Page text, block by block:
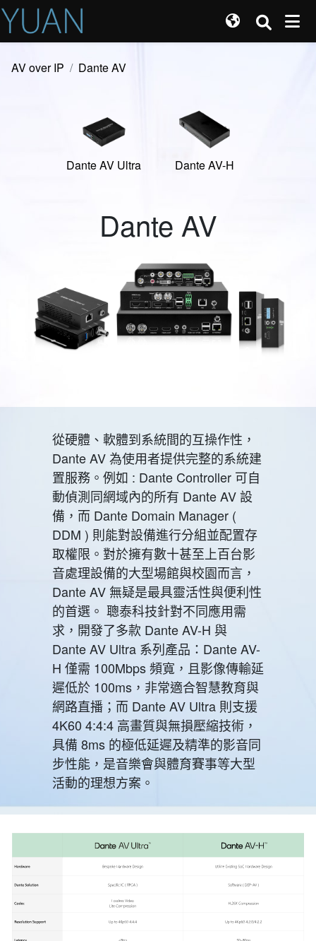
AV over IP Dante AV
Dante AV Ultra Dante AV-H
Dante AV
從硬體、軟體到系統間的互操作性，
Dante AV 為使用者提供完整的系統建
置服務。例如 : Dante Controller 可自
動偵測同網域內的所有 Dante AV 設
備，而 Dante Domain Manager (
DDM ) 則能對設備進行分組並配置存
取權限。對於擁有數十甚至上百台影
音處理設備的大型場館與校園而言，
Dante AV 無疑是最具靈活性與便利性
的首選。 聰泰科技針對不同應用需
求，開發了多款 Dante AV-H 與
Dante AV Ultra 系列產品：Dante AV-
H 僅需 100Mbps 頻寬，且影像傳輸延
遲低於 100ms，非常適合智慧教育與
網路直播；而 Dante AV Ultra 則支援
4K60 4:4:4 高畫質與無損壓縮技術，
具備 8ms 的極低延遲及精準的影音同
步性能，是音樂會與體育賽事等大型
活動的理想方案。